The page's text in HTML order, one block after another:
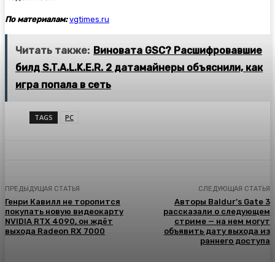
По материалам: vgtimes.ru
Читать также: Виновата GSC? Расшифровавшие
билд S.T.A.L.K.E.R. 2 датамайнеры объяснили, как
игра попала в сеть
TAGS PC
ПРЕДЫДУЩАЯ СТАТЬЯ
Генри Кавилл не торопится
покупать новую видеокарту
NVIDIA RTX 4090, он ждёт
выхода Radeon RX 7000
СЛЕДУЮЩАЯ СТАТЬЯ
Авторы Baldur’s Gate 3
рассказали о следующем
стриме — на нем могут
объявить дату выхода из
раннего доступа